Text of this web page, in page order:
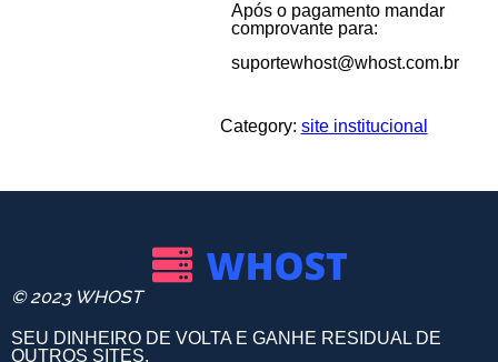
Após o pagamento mandar
comprovante para:
suportewhost@whost.com.br
Category: site institucional
© 2023 WHOST
SEU DINHEIRO DE VOLTA E GANHE RESIDUAL DE
OUTROS SITES.